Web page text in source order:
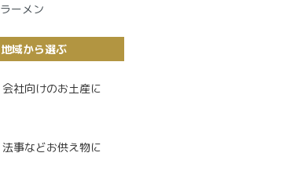
ラーメン
地域から選ぶ
会社向けのお土産に
法事などお供え物に